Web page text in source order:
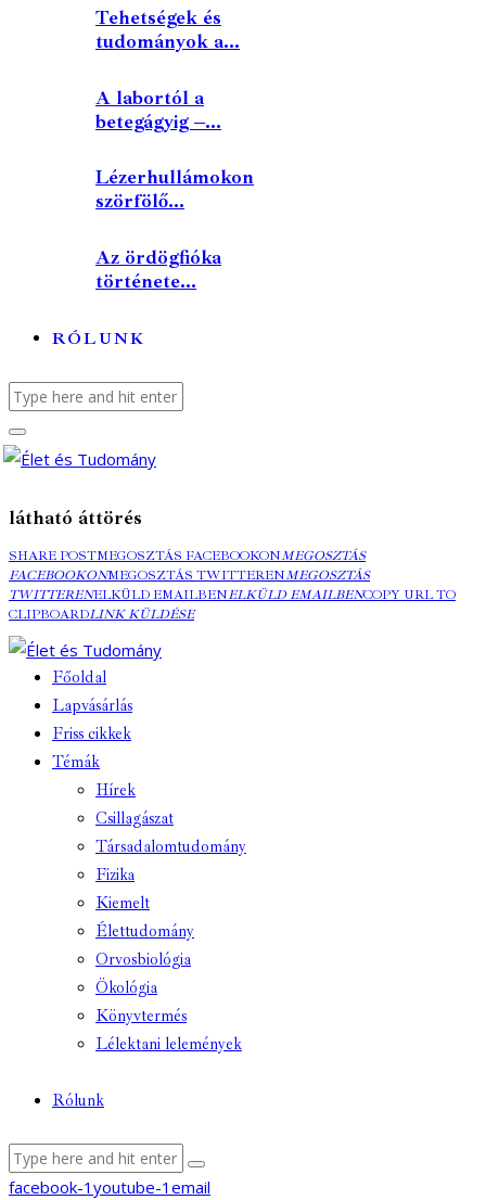
Tehetségek és
tudományok a...
A labortól a
betegágyig –...
Lézerhullámokon
szörfölő...
Az ördögfióka
története...
RÓLUNK
látható áttörés
SHARE POSTMEGOSZTÁS FACEBOOKONMEGOSZTÁS
FACEBOOKONMEGOSZTÁS TWITTERENMEGOSZTÁS
TWITTERENELKÜLD EMAILBENELKÜLD EMAILBENCOPY URL TO
CLIPBOARDLINK KÜLDÉSE
Főoldal
Lapvásárlás
Friss cikkek
Témák
Hírek
Csillagászat
Társadalomtudomány
Fizika
Kiemelt
Élettudomány
Orvosbiológia
Ökológia
Könyvtermés
Lélektani lelemények
Rólunk
facebook-1 youtube-1 email